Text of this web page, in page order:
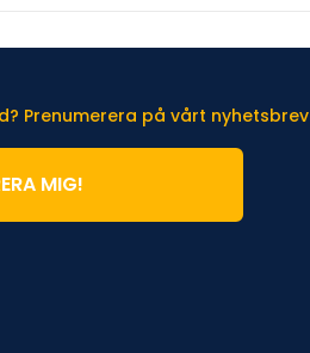
Prenumerera på vårt nyhetsbrev
MIG!